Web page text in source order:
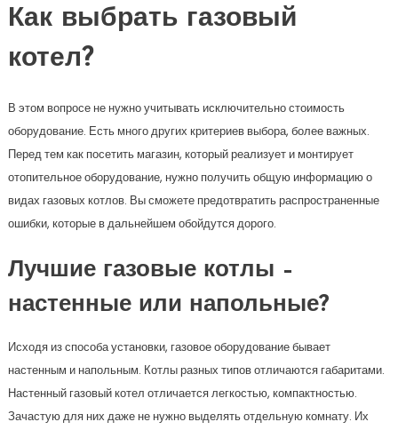
Как выбрать газовый
котел?
В этом вопросе не нужно учитывать исключительно стоимость
оборудование. Есть много других критериев выбора, более важных.
Перед тем как посетить магазин, который реализует и монтирует
отопительное оборудование, нужно получить общую информацию о
видах газовых котлов. Вы сможете предотвратить распространенные
ошибки, которые в дальнейшем обойдутся дорого.
Лучшие газовые котлы –
настенные или напольные?
Исходя из способа установки, газовое оборудование бывает
настенным и напольным. Котлы разных типов отличаются габаритами.
Настенный газовый котел отличается легкостью, компактностью.
Зачастую для них даже не нужно выделять отдельную комнату. Их